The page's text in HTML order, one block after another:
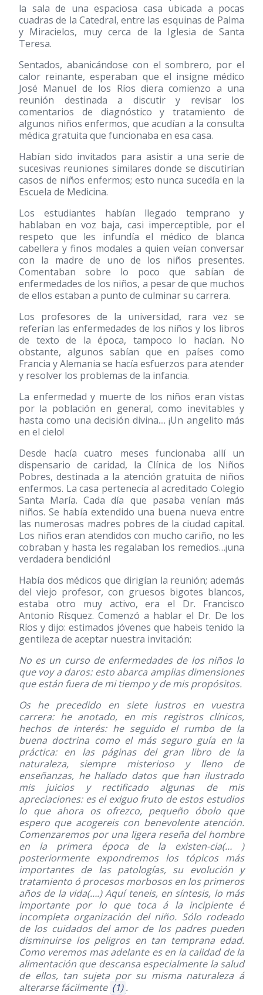
la sala de una espaciosa casa ubicada a pocas
cuadras de la Catedral, entre las esquinas de Palma
y Miracielos, muy cerca de la Iglesia de Santa
Teresa.
Sentados, abanicándose con el sombrero, por el
calor reinante, esperaban que el insigne médico
José Manuel de los Ríos diera comienzo a una
reunión destinada a discutir y revisar los
comentarios de diagnóstico y tratamiento de
algunos niños enfermos, que acudían a la consulta
médica gratuita que funcionaba en esa casa.
Habían sido invitados para asistir a una serie de
sucesivas reuniones similares donde se discutirían
casos de niños enfermos; esto nunca sucedía en la
Escuela de Medicina.
Los estudiantes habían llegado temprano y
hablaban en voz baja, casi imperceptible, por el
respeto que les infundía el médico de blanca
cabellera y finos modales a quien veían conversar
con la madre de uno de los niños presentes.
Comentaban sobre lo poco que sabían de
enfermedades de los niños, a pesar de que muchos
de ellos estaban a punto de culminar su carrera.
Los profesores de la universidad, rara vez se
referían las enfermedades de los niños y los libros
de texto de la época, tampoco lo hacían. No
obstante, algunos sabían que en países como
Francia y Alemania se hacía esfuerzos para atender
y resolver los problemas de la infancia.
La enfermedad y muerte de los niños eran vistas
por la población en general, como inevitables y
hasta como una decisión divina.... ¡Un angelito más
en el cielo!
Desde hacía cuatro meses funcionaba allí un
dispensario de caridad, la Clínica de los Niños
Pobres, destinada a la atención gratuita de niños
enfermos. La casa pertenecía al acreditado Colegio
Santa María. Cada día que pasaba venían más
niños. Se había extendido una buena nueva entre
las numerosas madres pobres de la ciudad capital.
Los niños eran atendidos con mucho cariño, no les
cobraban y hasta les regalaban los remedios…¡una
verdadera bendición!
Había dos médicos que dirigían la reunión; además
del viejo profesor, con gruesos bigotes blancos,
estaba otro muy activo, era el Dr. Francisco
Antonio Rísquez. Comenzó a hablar el Dr. De los
Ríos y dijo: estimados jóvenes que habeis tenido la
gentileza de aceptar nuestra invitación:
No es un curso de enfermedades de los niños lo
que voy a daros: esto abarca amplias dimensiones
que están fuera de mi tiempo y de mis propósitos.
Os he precedido en siete lustros en vuestra
carrera: he anotado, en mis registros clínicos,
hechos de interés: he seguido el rumbo de la
buena doctrina como el más seguro guía en la
práctica: en las páginas del gran libro de la
naturaleza, siempre misterioso y lleno de
enseñanzas, he hallado datos que han ilustrado
mis juicios y rectificado algunas de mis
apreciaciones: es el exiguo fruto de estos estudios
lo que ahora os ofrezco, pequeño óbolo que
espero que acogereis con benevolente atención.
Comenzaremos por una ligera reseña del hombre
en la primera época de la existen-cia(… )
posteriormente expondremos los tópicos más
importantes de las patologías, su evolución y
tratamiento ó procesos morbosos en los primeros
años de la vida(….) Aquí teneis, en síntesis, lo más
importante por lo que toca á la incipiente é
incompleta organización del niño. Sólo rodeado
de los cuidados del amor de los padres pueden
disminuirse los peligros en tan temprana edad.
Como veremos mas adelante es en la calidad de la
alimentación que descansa especialmente la salud
de ellos, tan sujeta por su misma naturaleza á
alterarse fácilmente (1) .